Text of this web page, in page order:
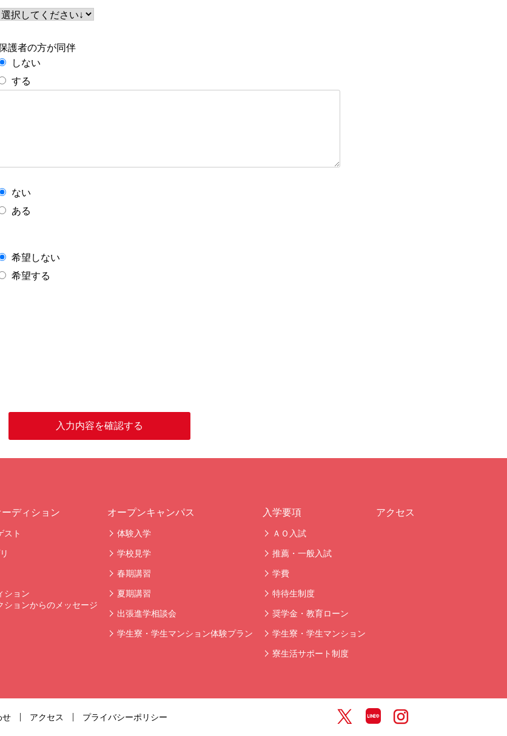
護者の方が同伴
しない
する
ない
ある
希望しない
希望する
ディション
スト
ション
ションからのメッセージ
オープンキャンパス
体験入学
学校見学
春期講習
夏期講習
出張進学相談会
学生寮・学生マンション体験プラン
入学要項
ＡＯ入試
推薦・一般入試
学費
特待生制度
奨学金・教育ローン
学生寮・学生マンション
寮生活サポート制度
アクセス
せ アクセス プライバシーポリシー